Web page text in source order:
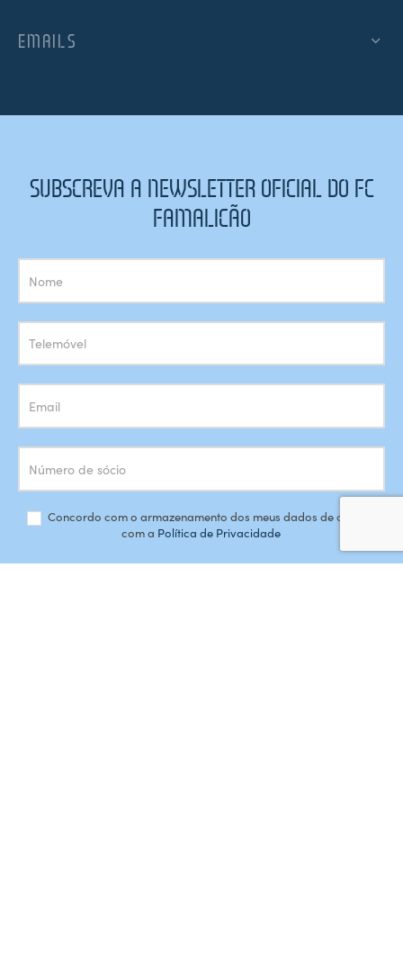
EMAILS
SUBSCREVA A NEWSLETTER OFICIAL DO FC
FAMALICÃO
Subscrição
Newsletter
Concordo com o armazenamento dos meus dados de acordo
com a Política de Privacidade